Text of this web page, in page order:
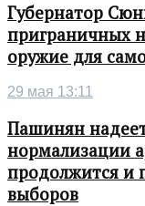
Губернатор
приграничных
оружие для
29 мая 13:11
Пашинян
нормализации
продолжится и
выборов